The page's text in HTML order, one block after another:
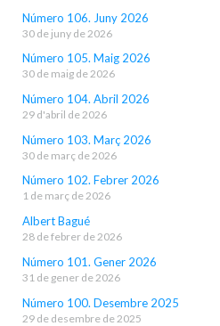
Número 106. Juny 2026
30 de juny de 2026
Número 105. Maig 2026
30 de maig de 2026
Número 104. Abril 2026
29 d'abril de 2026
Número 103. Març 2026
30 de març de 2026
Número 102. Febrer 2026
1 de març de 2026
Albert Bagué
28 de febrer de 2026
Número 101. Gener 2026
31 de gener de 2026
Número 100. Desembre 2025
29 de desembre de 2025